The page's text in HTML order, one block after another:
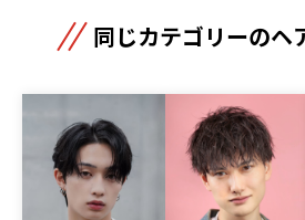
同じカテゴリーのヘ